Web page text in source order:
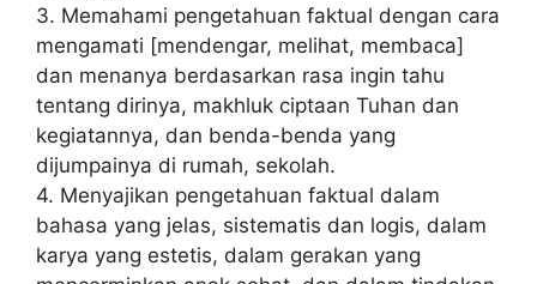
3. Memahami pengetahuan faktual dengan cara
mengamati [mendengar, melihat, membaca]
dan menanya berdasarkan rasa ingin tahu
tentang dirinya, makhluk ciptaan Tuhan dan
kegiatannya, dan benda-benda yang
dijumpainya di rumah, sekolah.
4. Menyajikan pengetahuan faktual dalam
bahasa yang jelas, sistematis dan logis, dalam
karya yang estetis, dalam gerakan yang